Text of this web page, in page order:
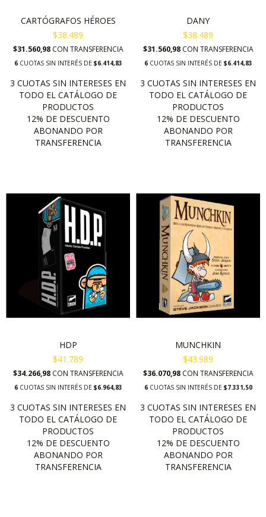
CARTÓGRAFOS HÉROES
$38.489
$31.560,98 CON TRANSFERENCIA
6CUOTAS SIN INTERÉS DE $6.414,83
DANY
$38.489
$31.560,98 CON TRANSFERENCIA
6CUOTAS SIN INTERÉS DE $6.414,83
HDP
$41.789
$34.266,98 CON TRANSFERENCIA
6CUOTAS SIN INTERÉS DE $6.964,83
MUNCHKIN
$43.989
$36.070,98 CON TRANSFERENCIA
6CUOTAS SIN INTERÉS DE $7.331,50